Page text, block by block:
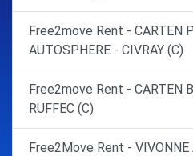
Free2move Rent - CARTEN
AUTOSPHERE - CIVRAY (C)
Free2move Rent - CARTEN
RUFFEC (C)
Free2Move Rent - VIVONNE